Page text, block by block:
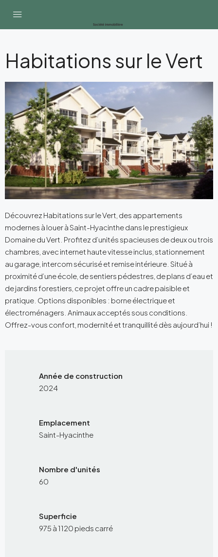
Habitations sur le Vert
Découvrez Habitations sur le Vert, des appartements
modernes à louer à Saint-Hyacinthe dans le prestigieux
Domaine du Vert. Profitez d’unités spacieuses de deux ou trois
chambres, avec internet haute vitesse inclus, stationnement
au garage, intercom sécurisé et remise intérieure. Situé à
proximité d’une école, de sentiers pédestres, de plans d’eau et
de jardins forestiers, ce projet offre un cadre paisible et
pratique. Options disponibles : borne électrique et
électroménagers. Animaux acceptés sous conditions.
Offrez-vous confort, modernité et tranquillité dès aujourd’hui !
Année de construction
2024
Emplacement
Saint-Hyacinthe
Nombre d'unités
60
Superficie
975 à 1120 pieds carré